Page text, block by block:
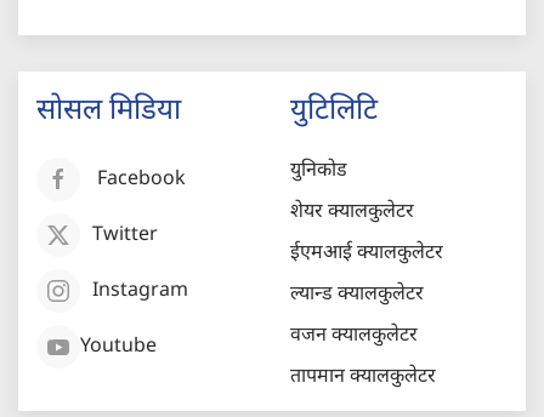
सोसल मिडिया
Facebook
Twitter
Instagram
Youtube
युटिलिटि
युनिकोड
शेयर क्यालकुलेटर
ईएमआई क्यालकुलेटर
ल्यान्ड क्यालकुलेटर
वजन क्यालकुलेटर
तापमान क्यालकुलेटर